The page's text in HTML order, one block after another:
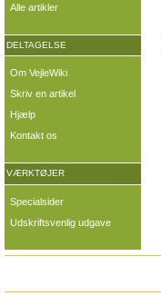
Alle artikler
DELTAGELSE
Om VejleWiki
Skriv en artikel
Hjælp
Kontakt os
VÆRKTØJER
Specialsider
Udskriftsvenlig udgave